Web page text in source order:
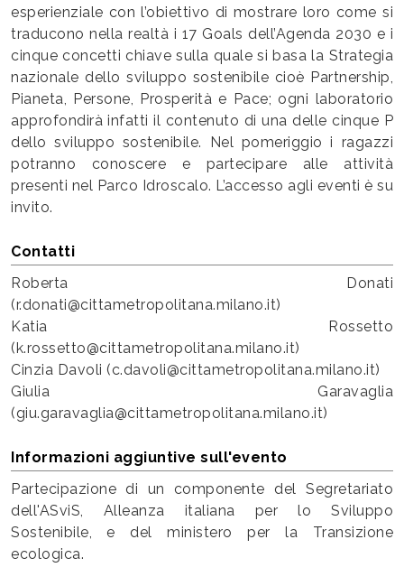
esperienziale con l’obiettivo di mostrare loro come si
traducono nella realtà i 17 Goals dell’Agenda 2030 e i
cinque concetti chiave sulla quale si basa la Strategia
nazionale dello sviluppo sostenibile cioè Partnership,
Pianeta, Persone, Prosperità e Pace; ogni laboratorio
approfondirà infatti il contenuto di una delle cinque P
dello sviluppo sostenibile. Nel pomeriggio i ragazzi
potranno conoscere e partecipare alle attività
presenti nel Parco Idroscalo. L’accesso agli eventi è su
invito.
Contatti
Roberta Donati
(r.donati@cittametropolitana.milano.it)
Katia Rossetto
(k.rossetto@cittametropolitana.milano.it)
Cinzia Davoli (c.davoli@cittametropolitana.milano.it)
Giulia Garavaglia
(giu.garavaglia@cittametropolitana.milano.it)
Informazioni aggiuntive sull'evento
Partecipazione di un componente del Segretariato
dell'ASviS, Alleanza italiana per lo Sviluppo
Sostenibile, e del ministero per la Transizione
ecologica.